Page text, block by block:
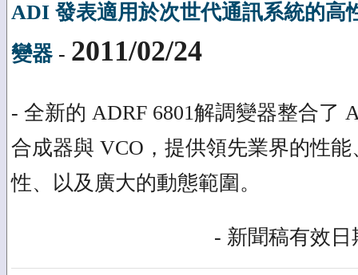
ADI 發表適用於次世代通訊系統的高
變器 - 2011/02/24
- 全新的 ADRF 6801解調變器整合了
合成器與 VCO，提供領先業界的性
性、以及廣大的動態範圍。
- 新聞稿有效日